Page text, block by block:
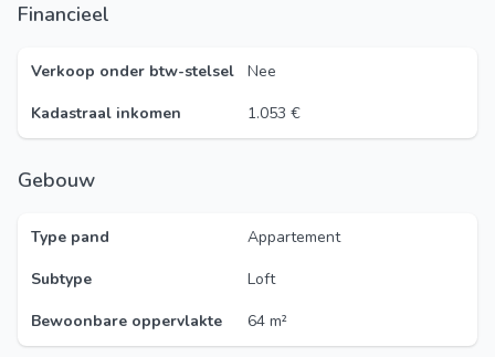
Financieel
Verkoop onder btw-stelsel
Nee
Kadastraal inkomen
1.053 €
Gebouw
Type pand
Appartement
Subtype
Loft
Bewoonbare oppervlakte
64 m²